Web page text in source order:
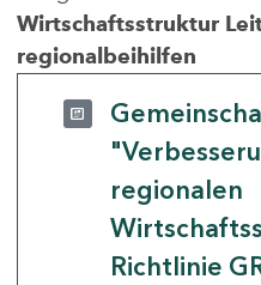
Wirtschaftsstruktur
regionalbeihilfen
regionalen
Richtlinie